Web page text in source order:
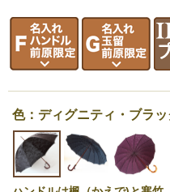
色：ディグニティ・ブラッ